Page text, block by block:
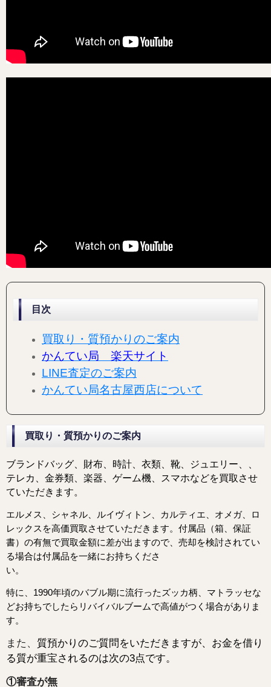
目次
買取り・質預かりのご案内
かんてい局 楽天サイト
LINE査定のご案内
かんてい局名古屋西店について
買取り・質預かりのご案内
ブランドバッグ、財布、時計、衣類、靴、ジュエリー、
テレカ、金券類、楽器、ゲーム機、スマホなどを買取させ
ていただきます。
エルメス、シャネル、ルイヴィトン、カルティエ、オメガ、ロ
レックスを高価買取させていただきます。 付属品（箱、保証
書）の有無で買取金額に差が出ますので、売却を検討されてい
る場合は付属品を一緒にお持ちくださ
い。
特に、1990年頃のバブル期に流行ったズッカ柄、マトラッセな
どお持ちでしたらリバイバルブームで高値がつく場合がありま
す。
また、 質預かりのご質問をいただきますが、お金を借り
る質が重宝されるのは次の3点です。
①審査が無